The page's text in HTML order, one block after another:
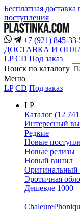
Бесплатная доставка
поступления
+7 (921) 845-33-
ДОСТАВКА И
LP CD Под заказ
Поиск по каталогу
Меню
LP CD Под заказ
LP
Каталог (12
Интересный
Редкие
Новые
Новые релизы
Новый винил
Оригинальный
Эротичная
Дешевле 1000